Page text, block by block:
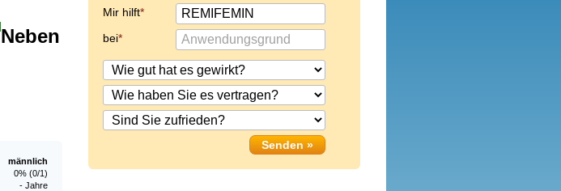
Neben
männlich
0% (0/1)
- Jahre
Mir hilft
bei